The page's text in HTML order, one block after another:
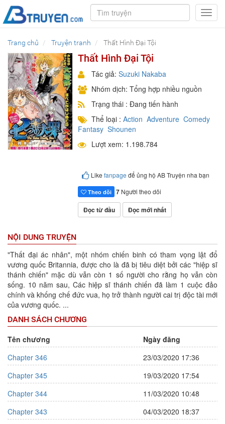
Trang chủ Truyện tranh Thất Hình Đại Tội
Thất Hình Đại Tội
Tác giả: Suzuki Nakaba
Nhóm dịch: Tổng hợp nhiều nguồn
Trạng thái : Đang tiến hành
Thể loại : Action Adventure Comedy
Fantasy Shounen
Lượt xem: 1.198.784
Like fanpage để ủng hộ AB Truyện nha bạn
Theo dõi 7 Người theo dõi
Đọc từ đầu Đọc mới nhất
NỘI DUNG TRUYỆN
"Thất đại ác nhân", một nhóm chiến binh có tham vọng lật đổ
vương quốc Britannia, được cho là đã bị tiêu diệt bởi các "hiệp sĩ
thánh chiến" mặc dù vẫn còn 1 số người cho rằng họ vẫn còn
sống. 10 năm sau, Các hiệp sĩ thánh chiến đã làm 1 cuộc đảo
chính và khống chế đức vua, họ trở thành người cai trị độc tài mới
của vương quốc. ...
DANH SÁCH CHƯƠNG
Tên chương
Ngày đăng
Chapter 346
23/03/2020 17:36
Chapter 345
19/03/2020 17:54
Chapter 344
11/03/2020 10:48
Chapter 343
04/03/2020 18:37